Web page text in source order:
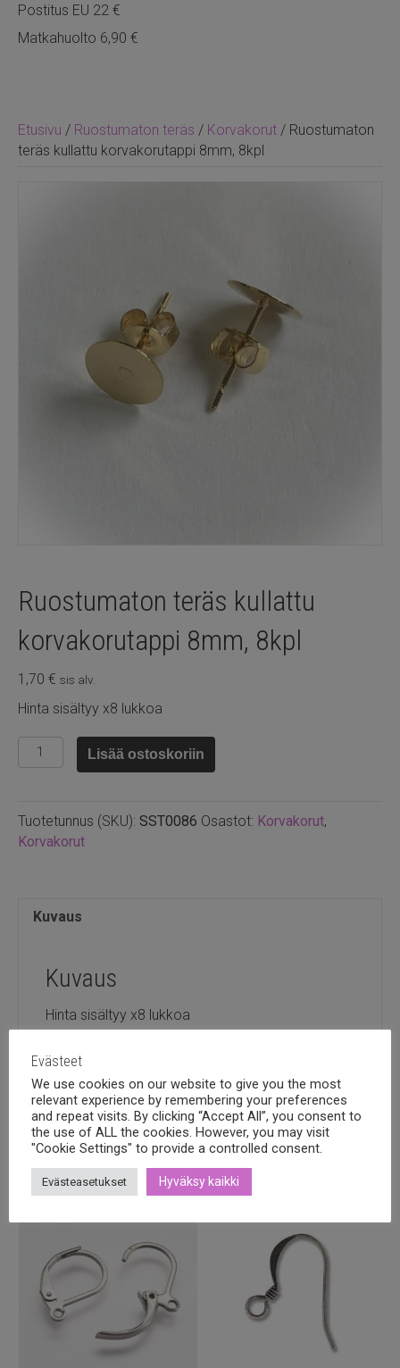
Etusivu / Ruostumaton teräs / Korvakorut / Ruostumaton
teräs kullattu korvakorutappi 8mm, 8kpl
Ruostumaton teräs kullattu
korvakorutappi 8mm, 8kpl
1,70 € sis alv.
Hinta sisältyy x8 lukkoa
Ruostumaton
teräs
8mm,
8kpl
Lisää ostoskoriin
Tuotetunnus (SKU): SST0086 Osastot: Korvakorut,
Korvakorut
Kuvaus
Kuvaus
Hinta sisältyy x8 lukkoa
Tutustu myös
Postitus EU 22 €
Matkahuolto 6,90 €
Evästeet
We use cookies on our website to give you the most
relevant experience by remembering your preferences
and repeat visits. By clicking “Accept All”, you consent to
the use of ALL the cookies. However, you may visit
"Cookie Settings" to provide a controlled consent.
Evästeasetukset Hyväksy kaikki